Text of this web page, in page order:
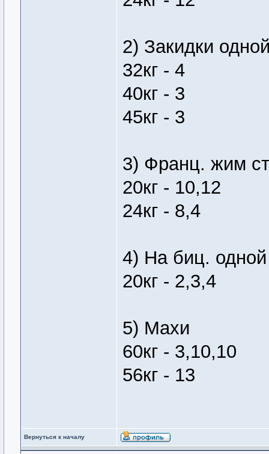
2) Закидки
32кг - 4
40кг - 3
45кг - 3
3) Франц. жим
20кг - 10,12
24кг - 8,4
4) На биц. одной
20кг - 2,3,4
5) Махи
60кг - 3,10,10
56кг - 13
Вернуться к началу